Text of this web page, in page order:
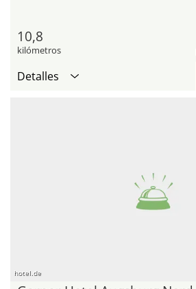
10,8
kilómetros
Detalles
hotel.de